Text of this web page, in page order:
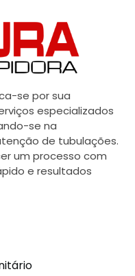
se por sua
especializados
se na
de tubulações.
um processo com
e resultados